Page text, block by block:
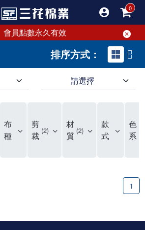
會員點數永久有效
排序方式：
請選擇
布
種
剪
裁 2
材
質 2
款
式
色
系
1